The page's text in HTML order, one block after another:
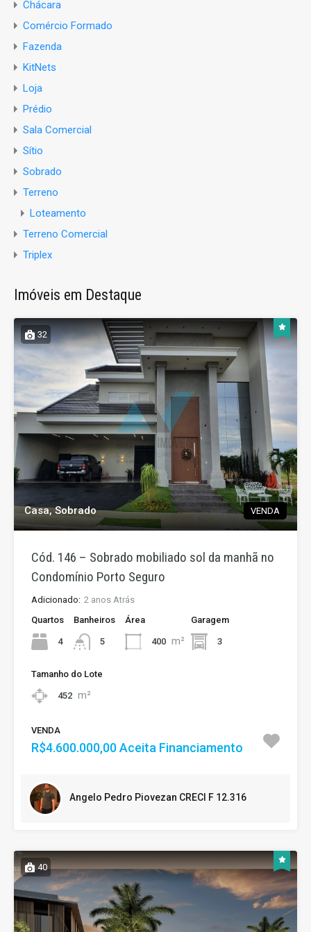
Chácara
Comércio Formado
Fazenda
KitNets
Loja
Prédio
Sala Comercial
Sítio
Sobrado
Terreno
Loteamento
Terreno Comercial
Triplex
Imóveis em Destaque
32
Casa, Sobrado VENDA
Cód. 146 – Sobrado mobiliado sol da manhã no
Condomínio Porto Seguro
Adicionado: 2 anos Atrás
Quartos
4
Banheiros
5
Área
400 m²
Garagem
3
Tamanho do Lote
452 m²
VENDA
R$4.600.000,00 Aceita Financiamento
Angelo Pedro Piovezan CRECI F 12.316
40